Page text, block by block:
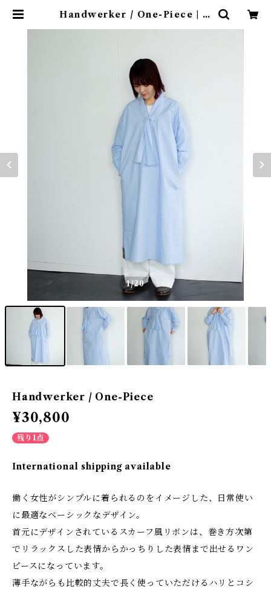
Handwerker / One-Piece | 山
1/20
Handwerker / One-Piece
¥30,800
残り1点
International shipping available
働く女性がシンプルに着られるのをイメージした、日常使い
に最適なベーシックなデザイン。
首元にデザインされているスカーフ風リボンは、巻き方次第
でリラックスした表情からかっちりした表情まで出せるワン
ピースになっています。
薄手ながらも比較的丈夫で長く使っていただけるハリとコシ